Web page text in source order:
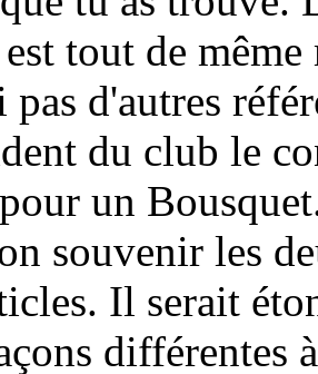
tout de
pas d'autres
du club le
un
souvenir les
Il serait
différentes